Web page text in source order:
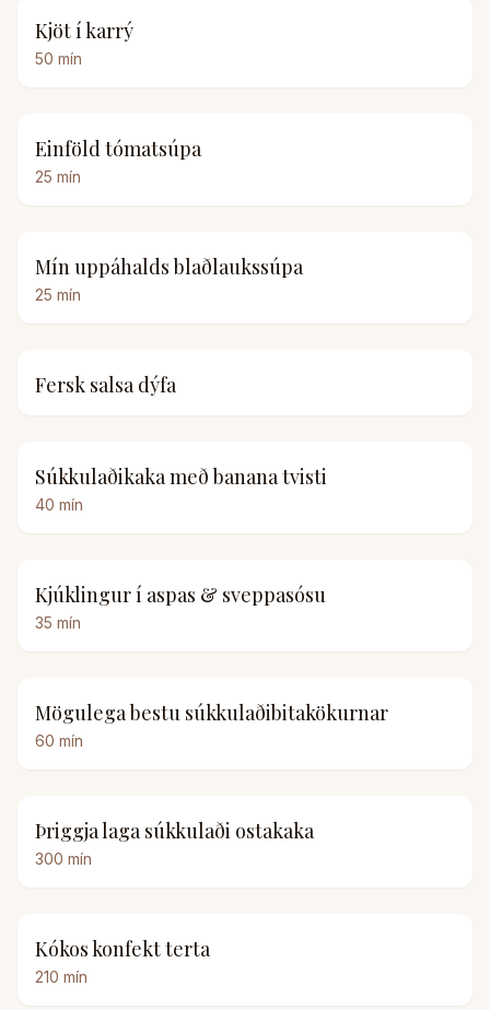
Kjöt í karrý
50 mín
Einföld tómatsúpa
25 mín
Mín uppáhalds blaðlaukssúpa
25 mín
Fersk salsa dýfa
Súkkulaðikaka með banana tvisti
40 mín
Kjúklingur í aspas & sveppasósu
35 mín
Mögulega bestu súkkulaðibitakökurnar
60 mín
Þriggja laga súkkulaði ostakaka
300 mín
Kókos konfekt terta
210 mín